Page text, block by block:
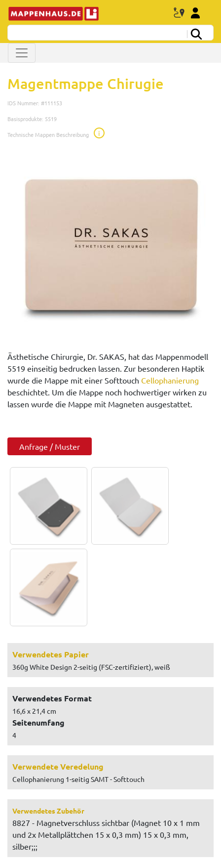
Magentmappe Chirugie
IDS Nummer: #111153
Basisprodukte: 5519
Technische Mappen Beschreibung
i
Ästhetische Chirurgie, Dr. SAKAS, hat das Mappenmodell
5519 einseitig bedrucken lassen. Zur besonderen Haptik
wurde die Mappe mit einer Softtouch Cellophanierung
beschichtet. Um die Mappe noch hochwertiger wirken zu
lassen wurde die Mappe mit Magneten ausgestattet.
Anfrage / Muster
Verwendetes Papier
360g White Design 2-seitig (FSC-zertifiziert), weiß
Verwendetes Format
16,6 x 21,4 cm
Seitenumfang
4
Verwendete Veredelung
Cellophanierung 1-seitig SAMT - Softtouch
Verwendetes Zubehör
8827 - Magnetverschluss sichtbar (Magnet 10 x 1 mm
und 2x Metallplättchen 15 x 0,3 mm) 15 x 0,3 mm,
silber;;;